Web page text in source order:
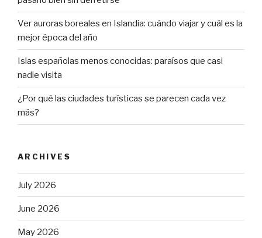
Ver auroras boreales en Islandia: cuándo viajar y cuál es la
mejor época del año
Islas españolas menos conocidas: paraísos que casi
nadie visita
¿Por qué las ciudades turísticas se parecen cada vez
más?
ARCHIVES
July 2026
June 2026
May 2026